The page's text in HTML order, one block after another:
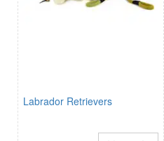
Labrador Retrievers